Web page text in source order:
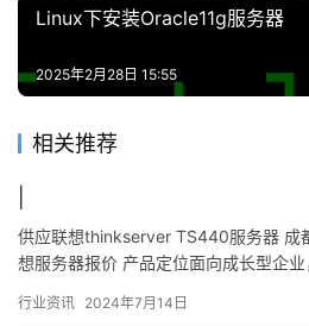
动Linux下安装Oracle11g服务器
2025年2月28日 15:55
相关推荐
供应联想thinkserver TS440服务器 成
想服务器报价 产品定位面向成长型企
行业资讯 2024年7月14日